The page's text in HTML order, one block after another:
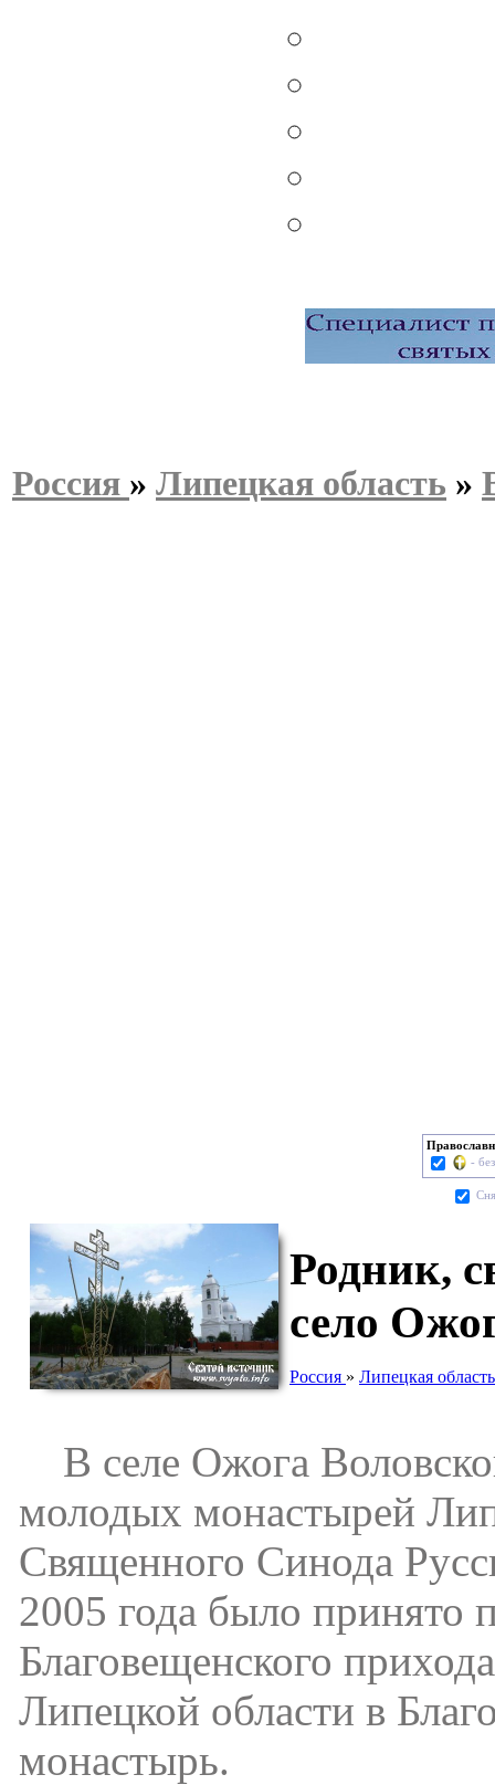
Россия » Липецкая область »
-
Родник,
село
Россия » Липецкая область
В селе Ожога
молодых монастырей
Священного Синода
2005 года было принято
Благовещенского
Липецкой области в
монастырь.